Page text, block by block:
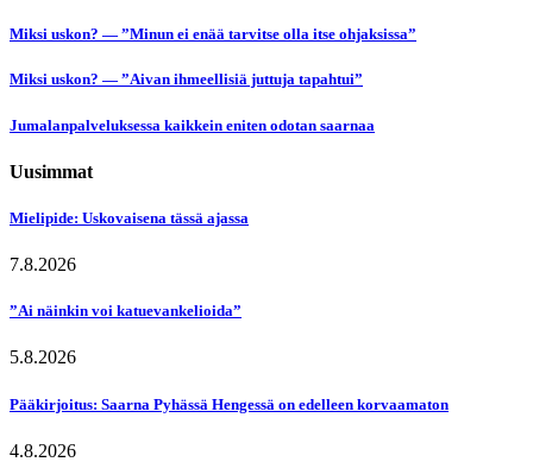
Miksi uskon? — ”Minun ei enää tarvitse olla itse ohjaksissa”
Miksi uskon? — ”Aivan ihmeellisiä juttuja tapahtui”
Jumalanpalveluksessa kaikkein eniten odotan saarnaa
Uusimmat
Mielipide: Uskovaisena tässä ajassa
7.8.2026
”Ai näinkin voi katuevankelioida”
5.8.2026
Pääkirjoitus: Saarna Pyhässä Hengessä on edelleen korvaamaton
4.8.2026